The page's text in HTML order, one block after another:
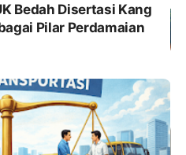
Bedah Disertasi Kang
Pilar Perdamaian